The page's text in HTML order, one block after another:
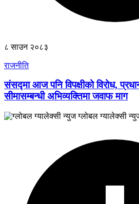
८ साउन २०८३
राजनीति
संसद्मा आज पनि विपक्षीको विरोध,
सीमासम्बन्धी अभिव्यक्तिमा जवाफ माग
ग्लोबल ग्यालेक्सी